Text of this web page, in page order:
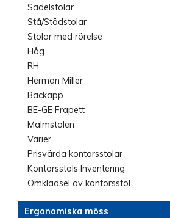
Sadelstolar
Stå/Stödstolar
Stolar med rörelse
Håg
RH
Herman Miller
Backapp
BE-GE Frapett
Malmstolen
Varier
Prisvärda kontorsstolar
Kontorsstols Inventering
Omklädsel av kontorsstol
Ergonomiska möss